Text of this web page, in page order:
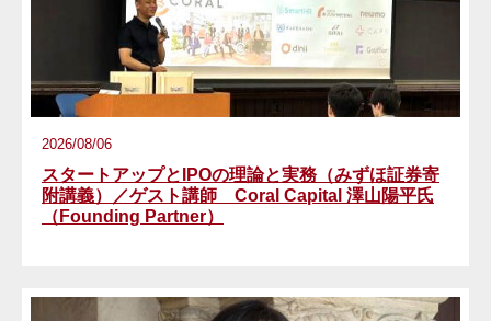
2026/08/06
スタートアップとIPOの理論と実務（みずほ証券寄
附講義）／ゲスト講師 Coral Capital 澤山陽平氏
（Founding Partner）